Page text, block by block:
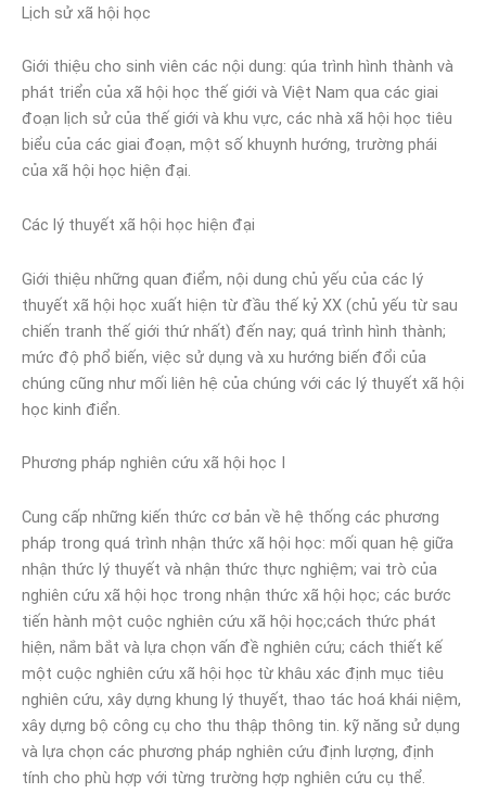
Lịch sử xã hội học
Giới thiệu cho sinh viên các nội dung: qúa trình hình thành và
phát triển của xã hội học thế giới và Việt Nam qua các giai
đoạn lịch sử của thế giới và khu vực, các nhà xã hội học tiêu
biểu của các giai đoạn, một số khuynh hướng, trường phái
của xã hội học hiện đại.
Các lý thuyết xã hội học hiện đại
Giới thiệu những quan điểm, nội dung chủ yếu của các lý
thuyết xã hội học xuất hiện từ đầu thế kỷ XX (chủ yếu từ sau
chiến tranh thế giới thứ nhất) đến nay; quá trình hình thành;
mức độ phổ biến, việc sử dụng và xu hướng biến đổi của
chúng cũng như mối liên hệ của chúng với các lý thuyết xã hội
học kinh điển.
Phương pháp nghiên cứu xã hội học I
Cung cấp những kiến thức cơ bản về hệ thống các phương
pháp trong quá trình nhận thức xã hội học: mối quan hệ giữa
nhận thức lý thuyết và nhận thức thực nghiệm; vai trò của
nghiên cứu xã hội học trong nhận thức xã hội học; các bước
tiến hành một cuộc nghiên cứu xã hội học;cách thức phát
hiện, nắm bắt và lựa chọn vấn đề nghiên cứu; cách thiết kế
một cuộc nghiên cứu xã hội học từ khâu xác định mục tiêu
nghiên cứu, xây dựng khung lý thuyết, thao tác hoá khái niệm,
xây dựng bộ công cụ cho thu thập thông tin. kỹ năng sử dụng
và lựa chọn các phương pháp nghiên cứu định lượng, định
tính cho phù hợp với từng trường hợp nghiên cứu cụ thể.